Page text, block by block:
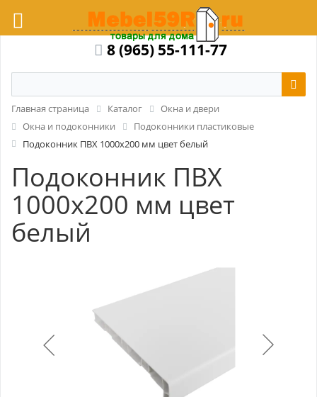
8 (965) 55-111-77
Главная страница Каталог
Окна и двери
Окна и подоконники
Подоконники пластиковые
Подоконник ПВХ 1000x200 мм цвет белый
Подоконник ПВХ
1000x200 мм цвет
белый